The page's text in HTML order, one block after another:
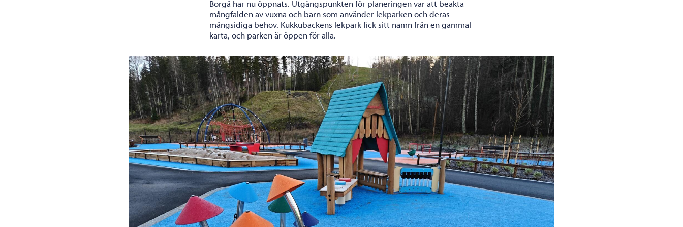
Borgå har nu öppnats. Utgångspunkten för planeringen var att beakta
mångfalden av vuxna och barn som använder lekparken och deras
mångsidiga behov. Kukkubackens lekpark fick sitt namn från en gammal
karta, och parken är öppen för alla.